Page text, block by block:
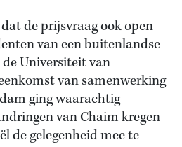
de prijsvraag ook open
van een buitenlandse
Universiteit van
van samenwerking
ging waarachtig
van Chaim kregen
de gelegenheid mee te